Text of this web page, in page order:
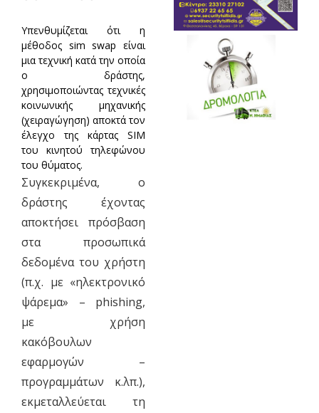
Υπενθυμίζεται ότι η
μέθοδος sim swap είναι
μια τεχνική κατά την οποία
ο δράστης,
χρησιμοποιώντας τεχνικές
κοινωνικής μηχανικής
(χειραγώγηση) αποκτά τον
έλεγχο της κάρτας SIM
του κινητού τηλεφώνου
του θύματος.
Συγκεκριμένα, ο
δράστης έχοντας
αποκτήσει πρόσβαση
στα προσωπικά
δεδομένα του χρήστη
(π.χ. με «ηλεκτρονικό
ψάρεμα» – phishing,
με χρήση
κακόβουλων
εφαρμογών –
προγραμμάτων κ.λπ.),
εκμεταλλεύεται τη